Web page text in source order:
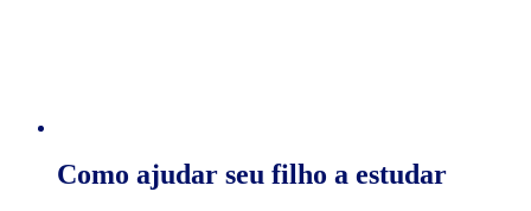
Como ajudar seu filho a estudar